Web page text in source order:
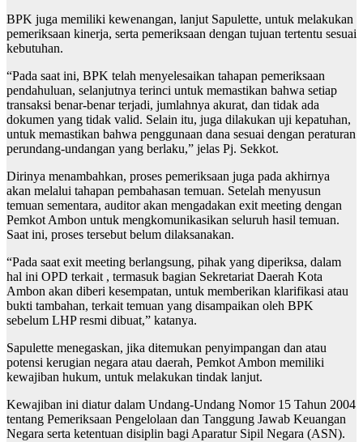
BPK juga memiliki kewenangan, lanjut Sapulette, untuk melakukan
pemeriksaan kinerja, serta pemeriksaan dengan tujuan tertentu sesuai
kebutuhan.
“Pada saat ini, BPK telah menyelesaikan tahapan pemeriksaan
pendahuluan, selanjutnya terinci untuk memastikan bahwa setiap
transaksi benar-benar terjadi, jumlahnya akurat, dan tidak ada
dokumen yang tidak valid. Selain itu, juga dilakukan uji kepatuhan,
untuk memastikan bahwa penggunaan dana sesuai dengan peraturan
perundang-undangan yang berlaku,” jelas Pj. Sekkot.
Dirinya menambahkan, proses pemeriksaan juga pada akhirnya
akan melalui tahapan pembahasan temuan. Setelah menyusun
temuan sementara, auditor akan mengadakan exit meeting dengan
Pemkot Ambon untuk mengkomunikasikan seluruh hasil temuan.
Saat ini, proses tersebut belum dilaksanakan.
“Pada saat exit meeting berlangsung, pihak yang diperiksa, dalam
hal ini OPD terkait , termasuk bagian Sekretariat Daerah Kota
Ambon akan diberi kesempatan, untuk memberikan klarifikasi atau
bukti tambahan, terkait temuan yang disampaikan oleh BPK
sebelum LHP resmi dibuat,” katanya.
Sapulette menegaskan, jika ditemukan penyimpangan dan atau
potensi kerugian negara atau daerah, Pemkot Ambon memiliki
kewajiban hukum, untuk melakukan tindak lanjut.
Kewajiban ini diatur dalam Undang-Undang Nomor 15 Tahun 2004
tentang Pemeriksaan Pengelolaan dan Tanggung Jawab Keuangan
Negara serta ketentuan disiplin bagi Aparatur Sipil Negara (ASN).